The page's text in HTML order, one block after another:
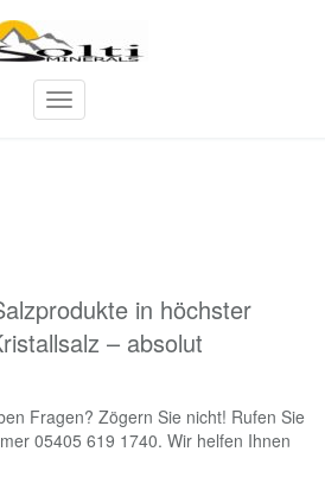
T
o
i
g
i
o
in höchster
– absolut
Fragen? Zögern Sie nicht! Rufen Sie
05405 619 1740. Wir helfen Ihnen